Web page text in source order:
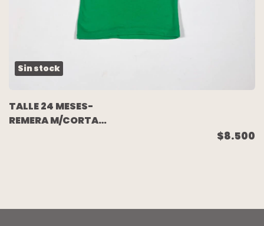
Sin stock
TALLE 24 MESES-
REMERA M/CORTA
$8.500